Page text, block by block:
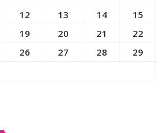
12 13 14
15
19 20 21
22
26 27 28
29